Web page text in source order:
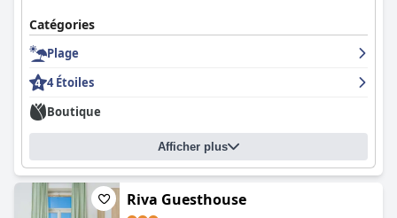
Catégories
Plage
4 Étoiles
Boutique
Afficher plus
Riva Guesthouse